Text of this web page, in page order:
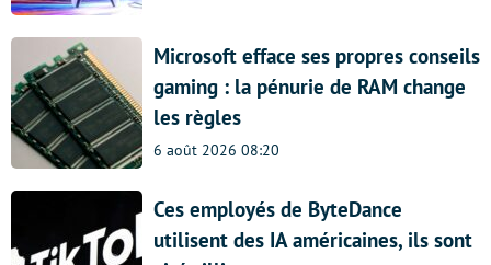
Microsoft efface ses propres conseils
gaming : la pénurie de RAM change
les règles
6 août 2026 08:20
Ces employés de ByteDance
utilisent des IA américaines, ils sont